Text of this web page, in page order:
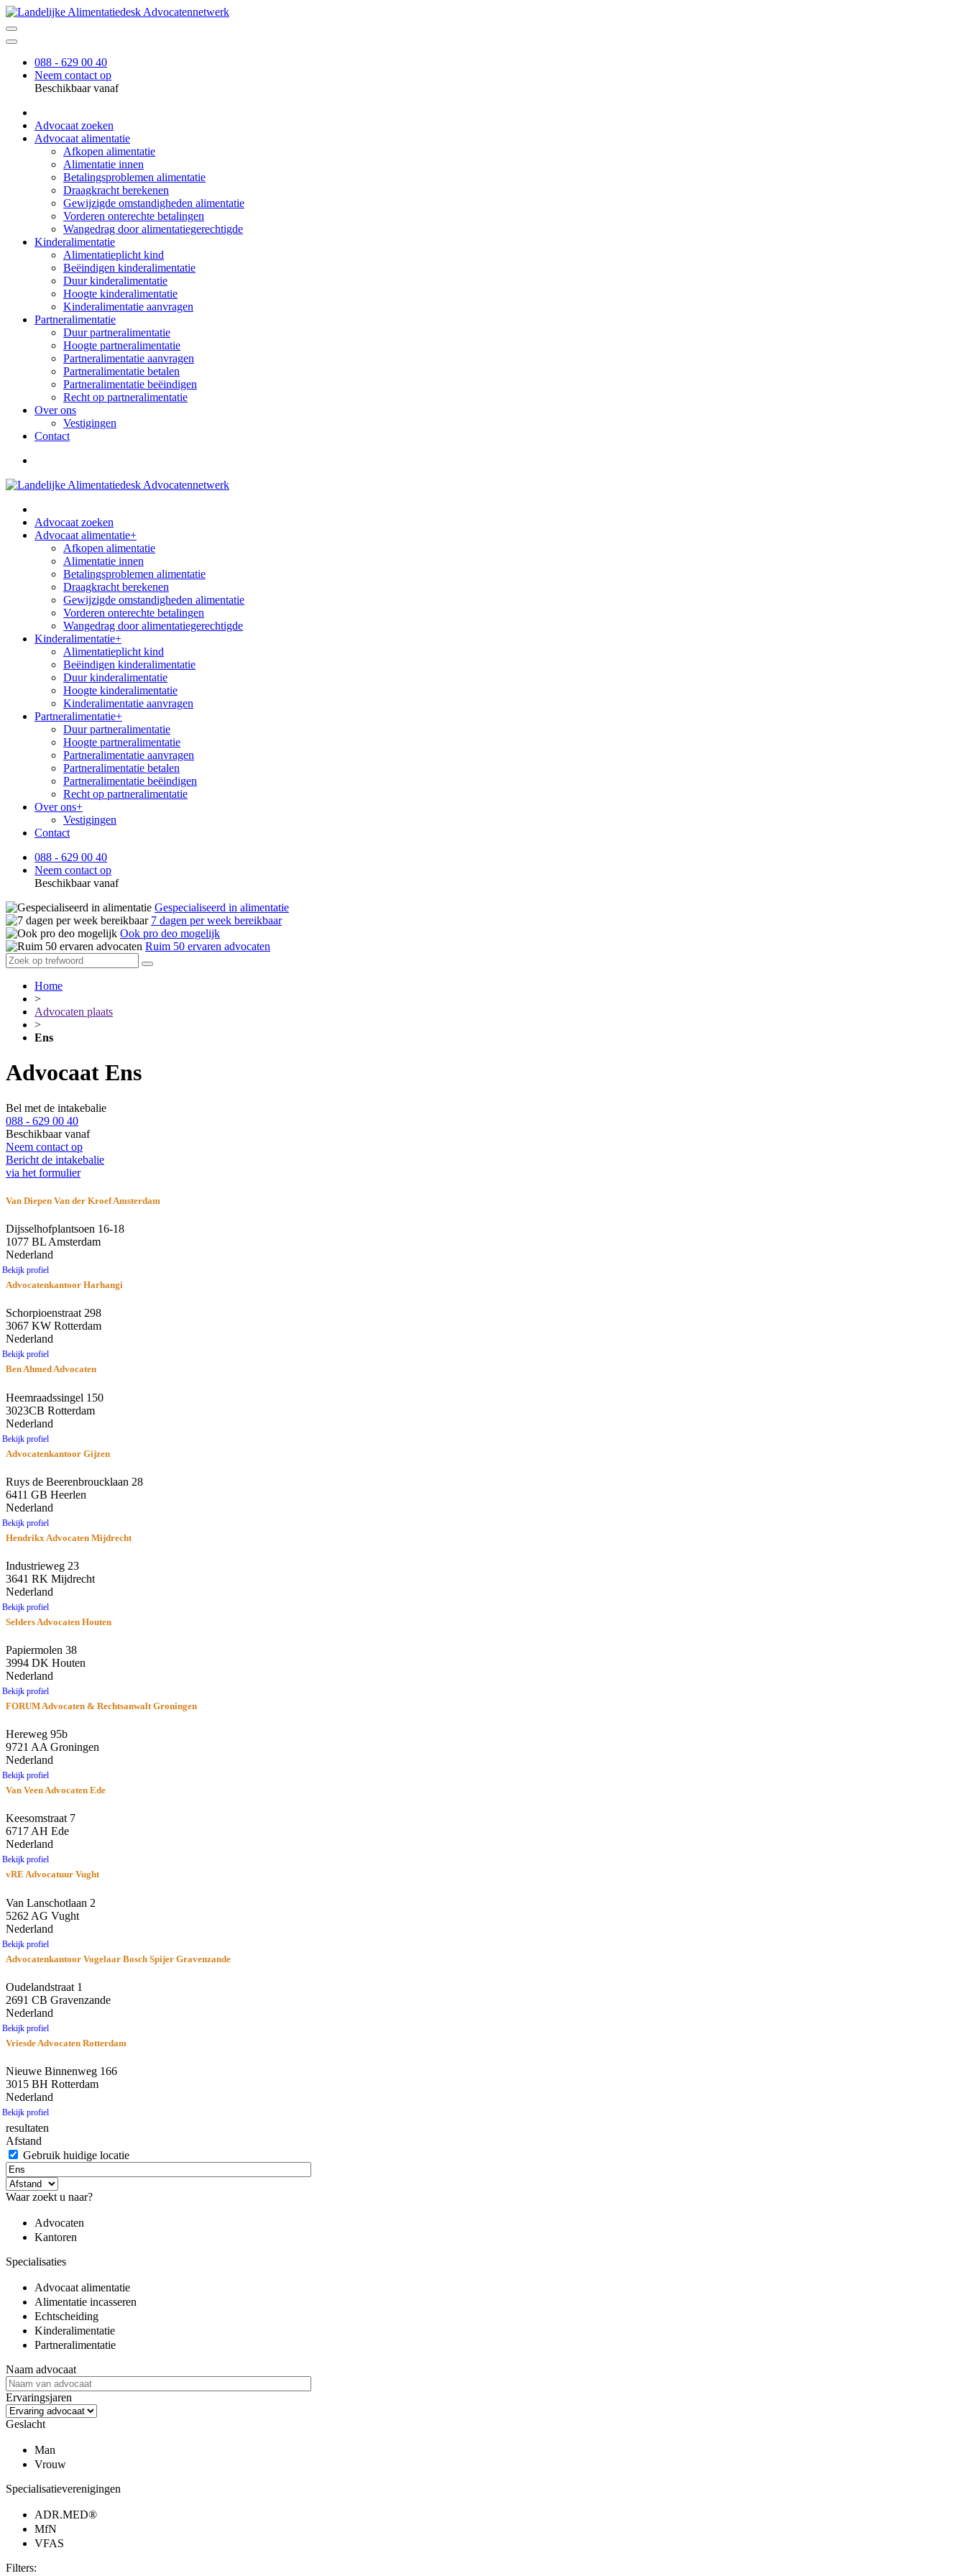
088 - 629 00 40
Neem contact op
Beschikbaar vanaf
Advocaat zoeken
Advocaat alimentatie
Afkopen alimentatie
Alimentatie innen
Betalingsproblemen alimentatie
Draagkracht berekenen
Gewijzigde omstandigheden alimentatie
Vorderen onterechte betalingen
Wangedrag door alimentatiegerechtigde
Kinderalimentatie
Alimentatieplicht kind
Beëindigen kinderalimentatie
Duur kinderalimentatie
Hoogte kinderalimentatie
Kinderalimentatie aanvragen
Partneralimentatie
Duur partneralimentatie
Hoogte partneralimentatie
Partneralimentatie aanvragen
Partneralimentatie betalen
Partneralimentatie beëindigen
Recht op partneralimentatie
Over ons
Vestigingen
Contact
Advocaat zoeken
Advocaat alimentatie+
Afkopen alimentatie
Alimentatie innen
Betalingsproblemen alimentatie
Draagkracht berekenen
Gewijzigde omstandigheden alimentatie
Vorderen onterechte betalingen
Wangedrag door alimentatiegerechtigde
Kinderalimentatie+
Alimentatieplicht kind
Beëindigen kinderalimentatie
Duur kinderalimentatie
Hoogte kinderalimentatie
Kinderalimentatie aanvragen
Partneralimentatie+
Duur partneralimentatie
Hoogte partneralimentatie
Partneralimentatie aanvragen
Partneralimentatie betalen
Partneralimentatie beëindigen
Recht op partneralimentatie
Over ons+
Vestigingen
Contact
088 - 629 00 40
Neem contact op
Beschikbaar vanaf
Gespecialiseerd in alimentatie
7 dagen per week bereikbaar
Ook pro deo mogelijk
Ruim 50 ervaren advocaten
Home
>
Advocaten plaats
>
Ens
Advocaat Ens
Bel met de intakebalie
088 - 629 00 40
Beschikbaar vanaf
Neem contact op
Bericht de intakebalie
via het formulier
Van Diepen Van der Kroef Amsterdam
Dijsselhofplantsoen 16-18
1077 BL Amsterdam
Nederland
Bekijk profiel
Advocatenkantoor Harhangi
Schorpioenstraat 298
3067 KW Rotterdam
Nederland
Bekijk profiel
Ben Ahmed Advocaten
Heemraadssingel 150
3023CB Rotterdam
Nederland
Bekijk profiel
Advocatenkantoor Gijzen
Ruys de Beerenbroucklaan 28
6411 GB Heerlen
Nederland
Bekijk profiel
Hendrikx Advocaten Mijdrecht
Industrieweg 23
3641 RK Mijdrecht
Nederland
Bekijk profiel
Selders Advocaten Houten
Papiermolen 38
3994 DK Houten
Nederland
Bekijk profiel
FORUM Advocaten & Rechtsanwalt Groningen
Hereweg 95b
9721 AA Groningen
Nederland
Bekijk profiel
Van Veen Advocaten Ede
Keesomstraat 7
6717 AH Ede
Nederland
Bekijk profiel
vRE Advocatuur Vught
Van Lanschotlaan 2
5262 AG Vught
Nederland
Bekijk profiel
Advocatenkantoor Vogelaar Bosch Spijer Gravenzande
Oudelandstraat 1
2691 CB Gravenzande
Nederland
Bekijk profiel
Vriesde Advocaten Rotterdam
Nieuwe Binnenweg 166
3015 BH Rotterdam
Nederland
Bekijk profiel
resultaten
Afstand
Gebruik huidige locatie
Waar zoekt u naar?
Advocaten
Kantoren
Specialisaties
Advocaat alimentatie
Alimentatie incasseren
Echtscheiding
Kinderalimentatie
Partneralimentatie
Naam advocaat
Ervaringsjaren
Geslacht
Man
Vrouw
Specialisatieverenigingen
ADR.MED®
MfN
VFAS
Filters: